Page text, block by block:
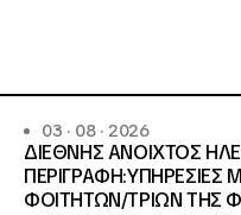
03 · 08 · 2026
ΔΙΕΘΝΗΣ ΑΝΟΙΧΤΟΣ
ΠΕΡΙΓΡΑΦΗ:ΥΠΗΡΕΣΙΕΣ
ΦΟΙΤΗΤΩΝ/ΤΡΙΩΝ ΤΗΣ